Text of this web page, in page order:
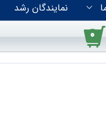
نمایندگان رشد
۰